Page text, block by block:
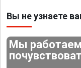
Вы не узнаете
Мы